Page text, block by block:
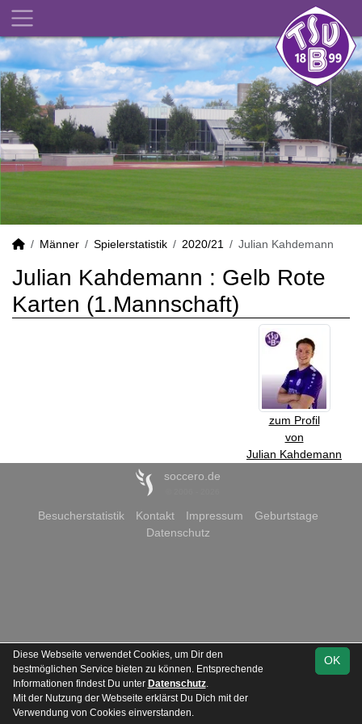
Männer Spielerstatistik 2020/21 Julian Kahdemann
Julian Kahdemann : Gelb Rote
Karten (1.Mannschaft)
zum Profil
von
Julian Kahdemann
soccero.de
Besucherstatistik Kontakt Impressum
Geburtstage
Datenschutz
OK
Diese Webseite verwendet Cookies, um Dir den
bestmöglichen Service bieten zu können. Entsprechende
Informationen findest Du unter Datenschutz.
Mit der Nutzung der Webseite erklärst Du Dich mit der
Verwendung von Cookies einverstanden.